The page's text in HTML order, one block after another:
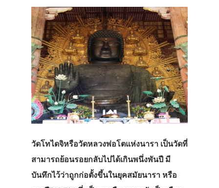
วัดโทไดจิหรือวัดหลวงพ่อโตแห่งนารา เป็นวัดที่
สามารถย้อนรอยกลับไปได้เกินพนึ่งพันปี มี
บันทึกไว้ว่าถูกก่อตั้งขึ้นในยุคสมัยนารา หรือ